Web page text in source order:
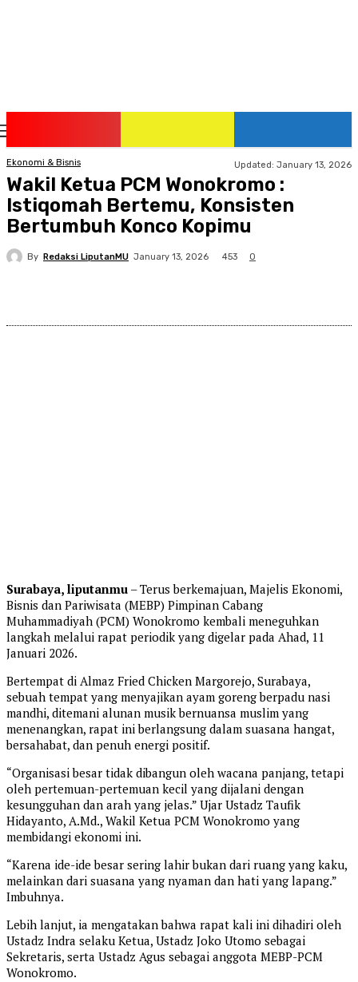
Ekonomi & Bisnis Updated: January 13, 2026
Wakil Ketua PCM Wonokromo :
Istiqomah Bertemu, Konsisten
Bertumbuh Konco Kopimu
By Redaksi LiputanMU January 13, 2026 453 0
Surabaya, liputanmu – Terus berkemajuan, Majelis Ekonomi,
Bisnis dan Pariwisata (MEBP) Pimpinan Cabang
Muhammadiyah (PCM) Wonokromo kembali meneguhkan
langkah melalui rapat periodik yang digelar pada Ahad, 11
Januari 2026.
Bertempat di Almaz Fried Chicken Margorejo, Surabaya,
sebuah tempat yang menyajikan ayam goreng berpadu nasi
mandhi, ditemani alunan musik bernuansa muslim yang
menenangkan, rapat ini berlangsung dalam suasana hangat,
bersahabat, dan penuh energi positif.
“Organisasi besar tidak dibangun oleh wacana panjang, tetapi
oleh pertemuan-pertemuan kecil yang dijalani dengan
kesungguhan dan arah yang jelas.” Ujar Ustadz Taufik
Hidayanto, A.Md., Wakil Ketua PCM Wonokromo yang
membidangi ekonomi ini.
“Karena ide-ide besar sering lahir bukan dari ruang yang kaku,
melainkan dari suasana yang nyaman dan hati yang lapang.”
Imbuhnya.
Lebih lanjut, ia mengatakan bahwa rapat kali ini dihadiri oleh
Ustadz Indra selaku Ketua, Ustadz Joko Utomo sebagai
Sekretaris, serta Ustadz Agus sebagai anggota MEBP-PCM
Wonokromo.